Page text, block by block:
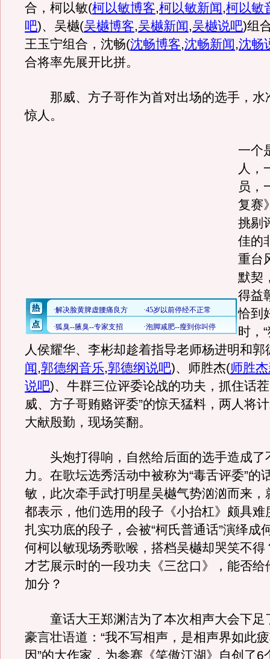
合，柯以敏(柯以敏博客,柯以敏新闻,柯以敏
吧)、吴樾(吴樾博客,吴樾新闻,吴樾说吧)组
王玉宁组合，沈畅(沈畅博客,沈畅新闻,沈畅
合将率先展开比拼。
那威、方子哥作为首对出场的选手，水
惊人。
一个
人，
员，
复赛
挑剔
佳的
重台
默契
得益
恰到
时，
人侯耀华、李彬却趁着指导老师杨进明和郭
闻,郭德纲音乐,郭德纲说吧)、师胜杰(师胜
说吧)、牛群三位评委论战的功夫，抓住话
威、方子哥贿赂评委”的惊天猛料，两人将
大献殷勤，现场笑翻。
头炮打得响，自然给后面的选手造成了
力。在歌坛选秀活动中被称为“毒舌评委”的
敏，此次牵手武打明星吴樾气势汹汹而来，
都表示，他们选用的段子《小抬杠》颇具难
扎实功底的段子，会被“柯氏普通话”演绎成
何柯以敏现场秀歌喉，搭档吴樾却哭笑不得
才艺展示时的一段功夫《三岔口》，能否给
加分？
童话大王郑渊洁为了本次相声大会下足
豪言壮语道：“我不写相声，是相声界如此
因”的大作家，为参赛《笑傲江湖》自创了6